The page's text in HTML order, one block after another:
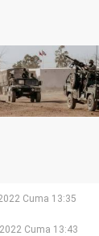
Cuma 13:35
Cuma 13:43